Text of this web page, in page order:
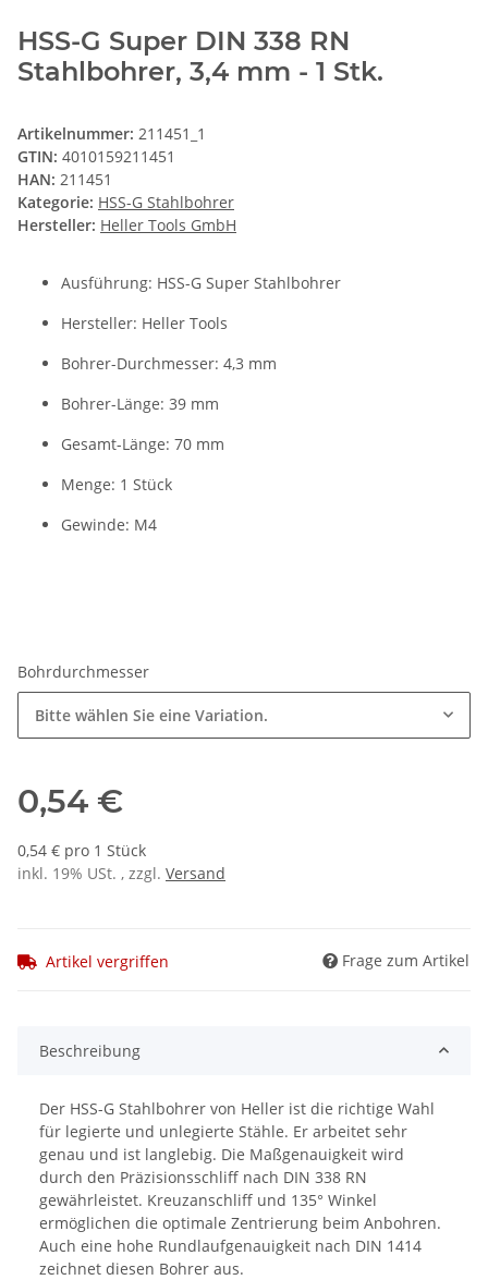
HSS-G Super DIN 338 RN
Stahlbohrer, 3,4 mm - 1 Stk.
Artikelnummer: 211451_1
GTIN: 4010159211451
HAN: 211451
Kategorie: HSS-G Stahlbohrer
Hersteller: Heller Tools GmbH
Ausführung: HSS-G Super Stahlbohrer
Hersteller: Heller Tools
Bohrer-Durchmesser: 4,3 mm
Bohrer-Länge: 39 mm
Gesamt-Länge: 70 mm
Menge: 1 Stück
Gewinde: M4
Bohrdurchmesser
Bitte wählen Sie eine Variation.
0,54 €
0,54 € pro 1 Stück
inkl. 19% USt. , zzgl. Versand
Artikel vergriffen Frage zum Artikel
Beschreibung
Der HSS-G Stahlbohrer von Heller ist die richtige Wahl
für legierte und unlegierte Stähle. Er arbeitet sehr
genau und ist langlebig. Die Maßgenauigkeit wird
durch den Präzisionsschliff nach DIN 338 RN
gewährleistet. Kreuzanschliff und 135° Winkel
ermöglichen die optimale Zentrierung beim Anbohren.
Auch eine hohe Rundlaufgenauigkeit nach DIN 1414
zeichnet diesen Bohrer aus.